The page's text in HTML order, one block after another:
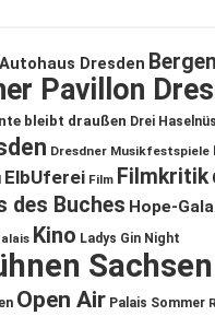
Autohaus Dresden Bergen
Pavillon
bleibt draußen Drei
Dresdner Musikfestspiele
ElbUferei Film Filmkritik
des Buches Hope-Gala
Kino Ladys Gin Night
Sachsen
Open Air Palais Sommer